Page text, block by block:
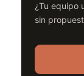
¿Tu equipo
sin